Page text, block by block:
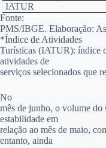
IATUR
Fonte:
PMS/IBGE. Elaboração:
*Índice de Atividades
Turísticas (IATUR): índice
atividades de
serviços selecionados que
No
mês de junho, o volume do
estabilidade em
relação ao mês de maio,
entanto, ainda